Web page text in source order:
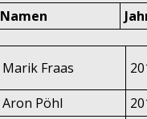
Namen
Marik Fraas
Aron Pöhl